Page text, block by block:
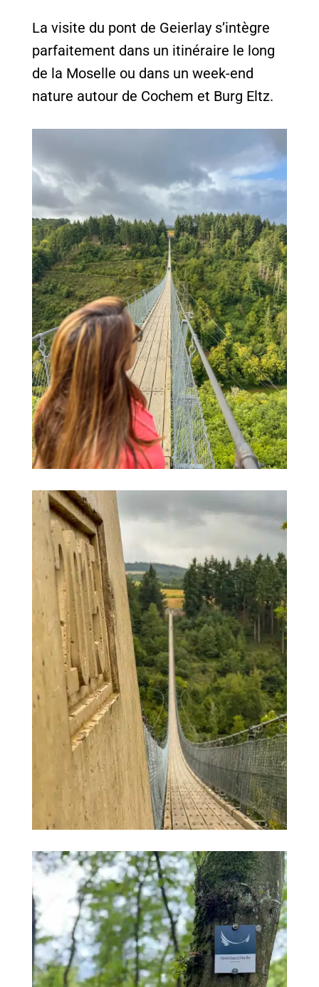
La visite du pont de Geierlay s’intègre
parfaitement dans un itinéraire le long
de la Moselle ou dans un week-end
nature autour de Cochem et Burg Eltz.